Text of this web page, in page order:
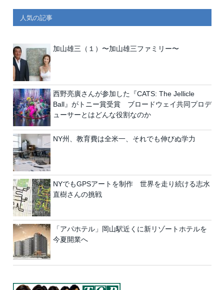
人気の記事
加山雄三（１）〜加山雄三ファミリー〜
西野亮廣さんが参加した『CATS: The Jellicle
Ball』がトニー賞受賞 ブロードウェイ共同プロデ
ューサーとはどんな役割なのか
NY州、教育費は全米一、それでも伸びぬ学力
NYでもGPSアートを制作 世界を走り続ける志水
直樹さんの挑戦
「アパホテル」岡山駅近くに新リゾートホテルを
今夏開業へ